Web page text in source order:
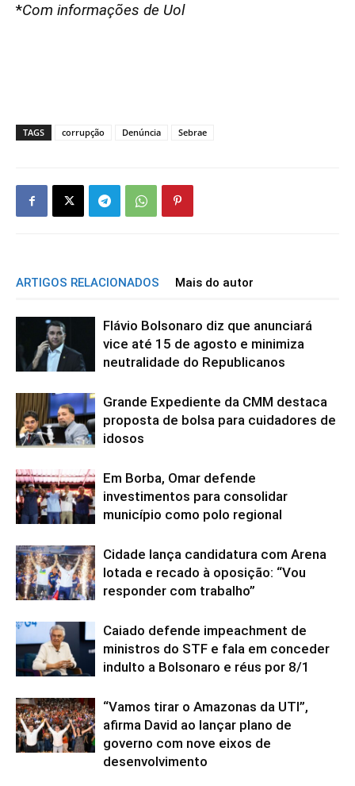
*Com informações de Uol
TAGS corrupção Denúncia Sebrae
ARTIGOS RELACIONADOS Mais do autor
Flávio Bolsonaro diz que anunciará
vice até 15 de agosto e minimiza
neutralidade do Republicanos
Grande Expediente da CMM destaca
proposta de bolsa para cuidadores de
idosos
Em Borba, Omar defende
investimentos para consolidar
município como polo regional
Cidade lança candidatura com Arena
lotada e recado à oposição: “Vou
responder com trabalho”
Caiado defende impeachment de
ministros do STF e fala em conceder
indulto a Bolsonaro e réus por 8/1
“Vamos tirar o Amazonas da UTI”,
afirma David ao lançar plano de
governo com nove eixos de
desenvolvimento